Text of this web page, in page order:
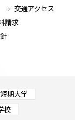
交通アクセス
請求
期大学
校